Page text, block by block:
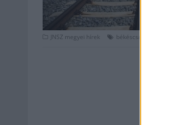
JNSZ megyei hírek békéscsaba